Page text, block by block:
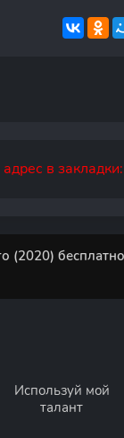
в
(2020)
Используй мой
талант